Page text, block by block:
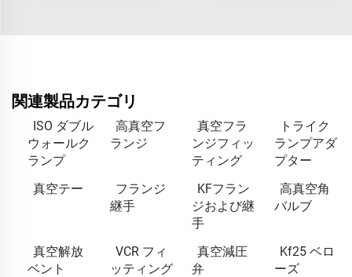
関連製品カテゴリ
ISO ダブル
ウォールク
ランプ
高真空フ
ランジ
真空フラ
ンジフィッ
ティング
トライク
ランプアダ
プター
真空テー
フランジ
継手
KFフラン
ジおよび継
手
高真空角
バルブ
真空解放
ベント
VCR フィ
ッティング
真空減圧
弁
Kf25 ベロ
ーズ